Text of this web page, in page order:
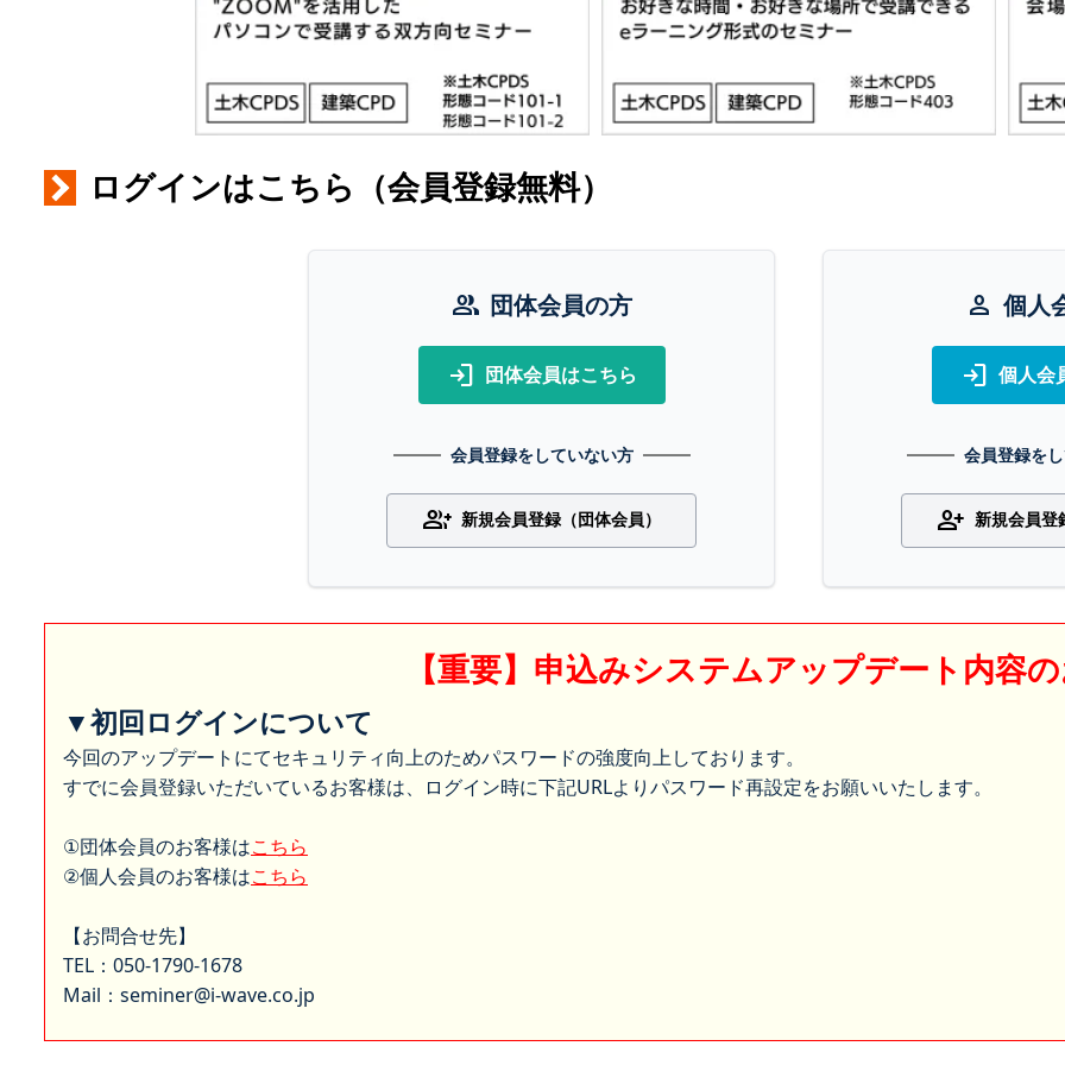
ログインはこちら（会員登録無料）
group 団体会員の方
login 団体会員はこちら
会員登録をしていない方
group_add 新規会員登録（団体会員）
person 個人
login 個人会
会員登録を
person_add 新規会員登
【重要】申込みシステムアップデート内容
▼初回ログインについて
今回のアップデートにてセキュリティ向上のためパスワードの強度向上しております。
すでに会員登録いただいているお客様は、ログイン時に下記URLよりパスワード再設定をお願いいたします。
①団体会員のお客様はこちら
②個人会員のお客様はこちら
【お問合せ先】
TEL：050-1790-1678
Mail：seminer@i-wave.co.jp